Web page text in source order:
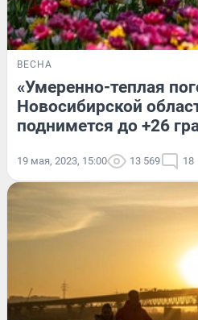
ВЕСНА
«Умеренно-теплая
Новосибирской
поднимется до +26
19 мая, 2023, 15:00 13 569 18